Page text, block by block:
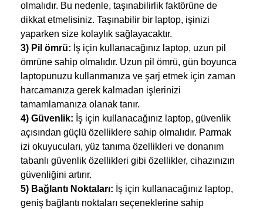
olmalıdır. Bu nedenle, taşınabilirlik faktörüne de
dikkat etmelisiniz. Taşınabilir bir laptop, işinizi
yaparken size kolaylık sağlayacaktır.
3) Pil ömrü: İş için kullanacağınız laptop, uzun pil
ömrüne sahip olmalıdır. Uzun pil ömrü, gün boyunca
laptopunuzu kullanmanıza ve şarj etmek için zaman
harcamanıza gerek kalmadan işlerinizi
tamamlamanıza olanak tanır.
4) Güvenlik: İş için kullanacağınız laptop, güvenlik
açısından güçlü özelliklere sahip olmalıdır. Parmak
izi okuyucuları, yüz tanıma özellikleri ve donanım
tabanlı güvenlik özellikleri gibi özellikler, cihazınızın
güvenliğini artırır.
5) Bağlantı Noktaları: İş için kullanacağınız laptop,
geniş bağlantı noktaları seçeneklerine sahip